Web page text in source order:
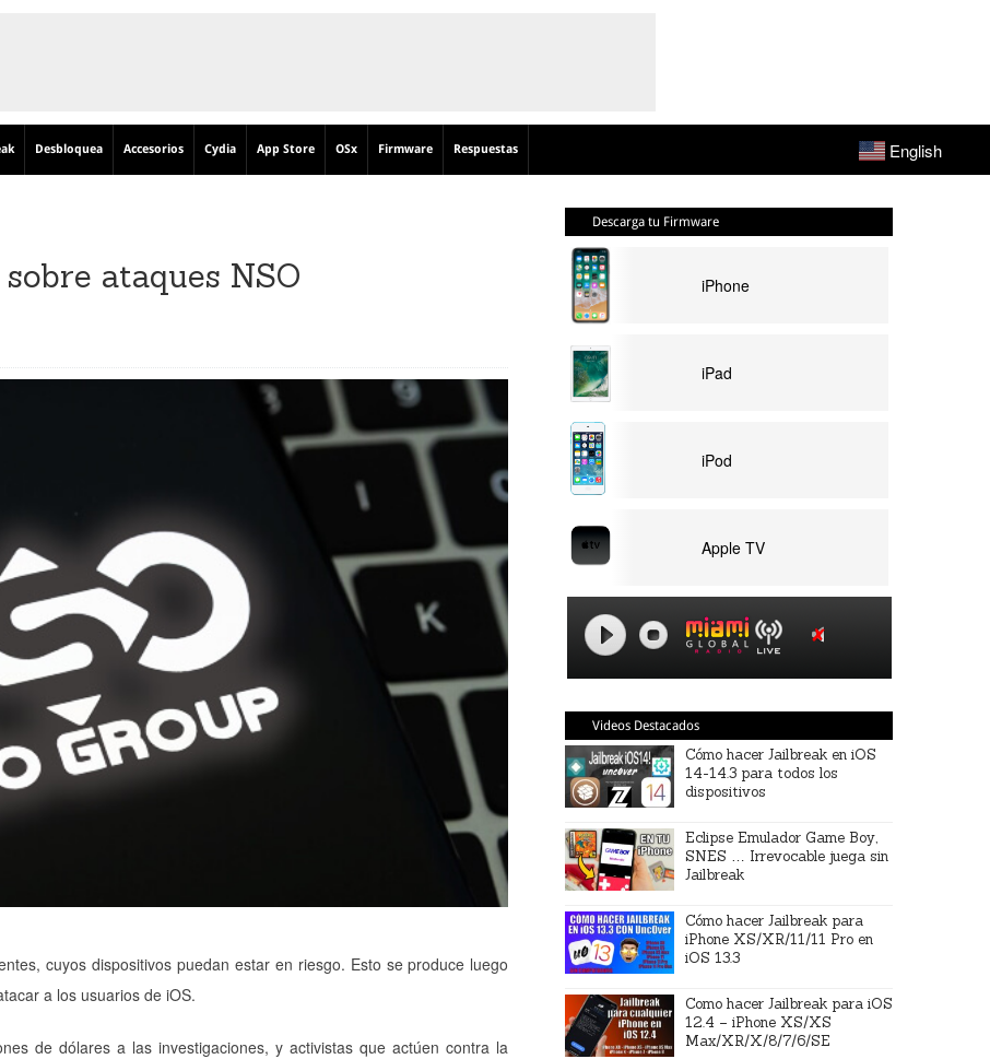
Desbloquea Accesorios Cydia App Store OSx Firmware Respuestas English
ataques NSO
cuyos dispositivos puedan estar en riesgo. Esto se produce luego
a los usuarios de iOS.
de dólares a las investigaciones, y activistas que actúen contra la
Descarga tu Firmware
iPhone
iPad
iPod
Apple TV
Videos Destacados
Cómo hacer Jailbreak en iOS
14-14.3 para todos los
dispositivos
Eclipse Emulador Game Boy,
SNES … Irrevocable juega sin
Jailbreak
Cómo hacer Jailbreak para
iPhone XS/XR/11/11 Pro en
iOS 13.3
Como hacer Jailbreak para iOS
12.4 – iPhone XS/XS
Max/XR/X/8/7/6/SE